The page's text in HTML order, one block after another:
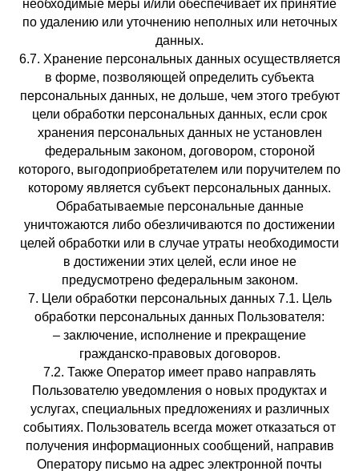
необходимые меры и/или обеспечивает их принятие
по удалению или уточнению неполных или неточных
данных.
6.7. Хранение персональных данных осуществляется
в форме, позволяющей определить субъекта
персональных данных, не дольше, чем этого требуют
цели обработки персональных данных, если срок
хранения персональных данных не установлен
федеральным законом, договором, стороной
которого, выгодоприобретателем или поручителем по
которому является субъект персональных данных.
Обрабатываемые персональные данные
уничтожаются либо обезличиваются по достижении
целей обработки или в случае утраты необходимости
в достижении этих целей, если иное не
предусмотрено федеральным законом.
7. Цели обработки персональных данных 7.1. Цель
обработки персональных данных Пользователя:
– заключение, исполнение и прекращение
гражданско-правовых договоров.
7.2. Также Оператор имеет право направлять
Пользователю уведомления о новых продуктах и
услугах, специальных предложениях и различных
событиях. Пользователь всегда может отказаться от
получения информационных сообщений, направив
Оператору письмо на адрес электронной почты